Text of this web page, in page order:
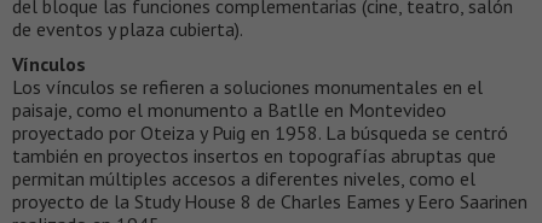
del bloque las funciones complementarias (cine, teatro, salón
de eventos y plaza cubierta).
Vínculos
Los vínculos se refieren a soluciones monumentales en el
paisaje, como el monumento a Batlle en Montevideo
proyectado por Oteiza y Puig en 1958. La búsqueda se centró
también en proyectos insertos en topografías abruptas que
permitan múltiples accesos a diferentes niveles, como el
proyecto de la Study House 8 de Charles Eames y Eero Saarinen